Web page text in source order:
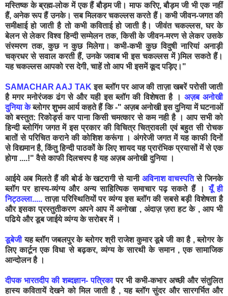
मस्तिष्क के ब्रह्म-लोक में एक हैं बौड़म जी। माफ करिए, बौड़म जी भी एक नहीं
हैं, अनेक रूप हैं उनके। सब मिलकर चकल्लस करते हैं। कभी जीवन-जगत की
समीक्षाई हो जाती है तो कभी कविताई हो जाती है। जीवंत चकल्लस, घर के
बेलन से लेकर विश्व हिन्दी सम्मेलन तक, किसी के जीवन-मरण से लेकर उसके
संस्मरण तक, कुछ न कुछ मिलेगा। कभी-कभी कुछ विदुषी नारियां अनाड़ी
चक्रधर से सवाल करती हैं, उनके जवाब भी इस चकल्लस में )मिल सकते हैं।
यह चकल्लस आपको रस देगी, चाहें तो आप भी इसमें कूद पड़िए।"
SAMACHAR AAJ TAK इस ब्लॉग पर आज की ताज़ा खबरें परोसी जाती
है मगर मनोरंजक ढंग से और यही इस ब्लॉग की विशेषता है ।अज़ब अनोखी
दुनिया केब्लोगर शुभम आर्य कहते हैं कि -" अज़ब अनोखी इस दुनिया में घटनाओं
को बस्तुत: रिकोर्ड्स कर पाना किसी चमत्कार से कम नही है । आप सभी को
हिन्दी ब्लोगिंग जगत में इस प्रकार की विचित्र चित्रावली एवं बहुत सी रोचक
बातों से परिचित कराने की कोशिश करूंगा । अंगरेजी जगत में यह काफी दिनों
से विद्यमान है, किंतु हिन्दी पाठकों के लिए शायद यह प्रारंभिक प्रयासों में से एक
होगा ....!" वैसे काफी दिलचस्प है यह अज़ब अनोखी दुनिया ।
आईये अब मिलते हैं की बोर्ड के खटरागी से यानीअविनाश वाचस्पतिसे जिनके
ब्लॉग पर हास्य-व्यंग्य और अन्य साहित्यिक समाचार पढ़ सकते हैं ।यूँ ही
निट्ठल्ला..... ताज़ा परिस्थितियों पर व्यंग्य इस ब्लॉग की सबसे बड़ी विशेषता है
और इसका प्रस्तुतीकरण अपने आप में अनोखा , अंदाज़ ज़रा हट के , आप भी
पढिये और डूब जाईये व्यंग्य के सरोबर में ।
डूबेजीयह ब्लॉग जबलपुर के ब्लोगर श्री राजेश कुमार डूबे जी का है , ब्लोगर के
लिए कार्टून एक विधा से बढ़कर, व्यंग्य के सारथी के समान , एक सामाजिक
आन्दोलन है ।
दीपक भारतदीप की शब्दज्ञान- पत्रिकापर भी कभी-कभार अच्छी और संतुलित
हास्य कवितायें देखने को मिल जाती है , यह ब्लॉग सुंदर और सारगर्भित और